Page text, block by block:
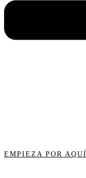
EMPIEZA POR AQUÍ